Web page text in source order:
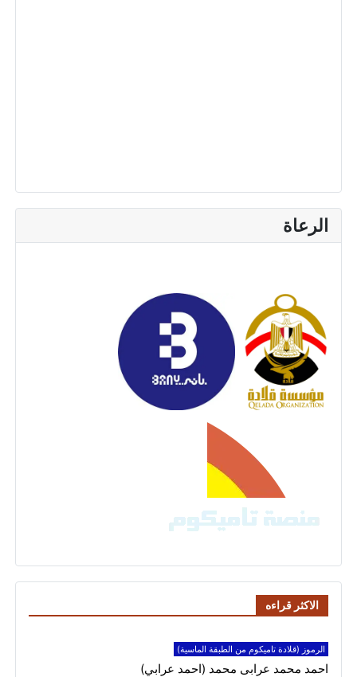
الرعاة
الاكثر قراءه
الرموز (قلادة تاميكوم من الطبقة الماسية)
احمد محمد عرابى محمد (احمد عرابي)